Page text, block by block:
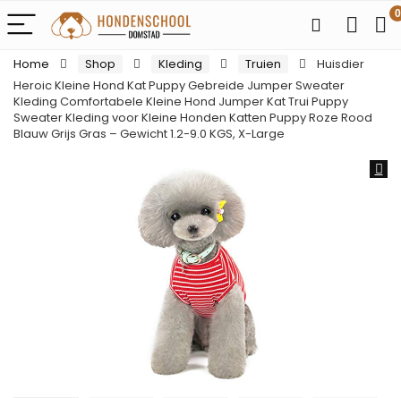
0
Home Shop Kleding Truien
Huisdier
Heroic Kleine Hond Kat Puppy Gebreide Jumper Sweater
Kleding Comfortabele Kleine Hond Jumper Kat Trui Puppy
Sweater Kleding voor Kleine Honden Katten Puppy Roze Rood
Blauw Grijs Gras – Gewicht 1.2-9.0 KGS, X-Large